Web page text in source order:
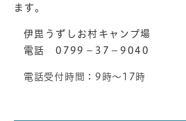
ます。
伊毘うずしお村キャンプ場
電話 0799－37－9040
電話受付時間：9時～17時